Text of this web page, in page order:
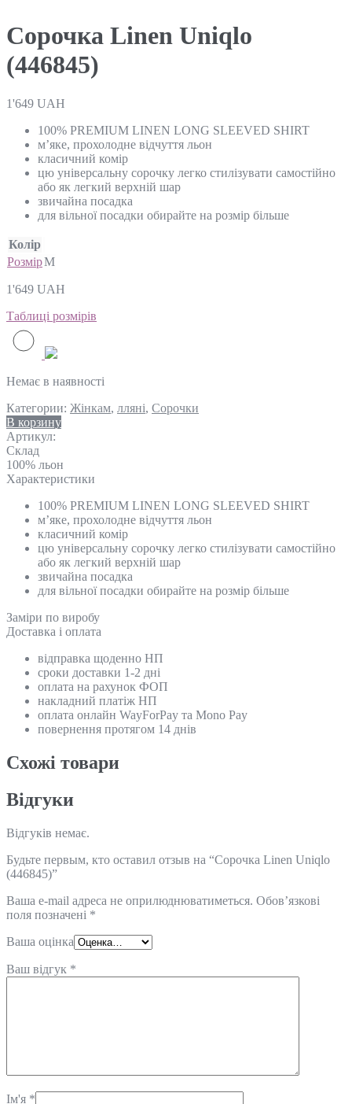
Сорочка Linen Uniqlo
(446845)
1'649 UAH
100% PREMIUM LINEN LONG SLEEVED SHIRT
м’яке, прохолодне відчуття льон
класичний комір
цю універсальну сорочку легко стилізувати самостійно
або як легкий верхній шар
звичайна посадка
для вільної посадки обирайте на розмір більше
Колір
РозмірM
1'649 UAH
Таблиці розмірів
Немає в наявності
Категории: Жінкам, лляні, Сорочки
В корзину
Артикул:
Склад
100% льон
Характеристики
100% PREMIUM LINEN LONG SLEEVED SHIRT
м’яке, прохолодне відчуття льон
класичний комір
цю універсальну сорочку легко стилізувати самостійно
або як легкий верхній шар
звичайна посадка
для вільної посадки обирайте на розмір більше
Замiри по виробу
Доставка і оплата
відправка щоденно НП
сроки доставки 1-2 дні
оплата на рахунок ФОП
накладний платіж НП
оплата онлайн WayForPay та Mono Pay
повернення протягом 14 днів
Схожi товари
Відгуки
Відгуків немає.
Будьте первым, кто оставил отзыв на “Сорочка Linen Uniqlo
(446845)”
Ваша e-mail адреса не оприлюднюватиметься. Обов’язкові
поля позначені *
Ваша оцінка
Ваш відгук *
Ім'я *